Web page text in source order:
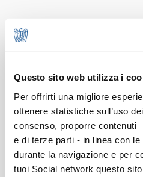
Questo sito web utilizza i
Per offrirti una migliore
ottenere statistiche sull’uso
consenso, proporre contenuti
e di terze parti - in linea con
durante la navigazione e per
tuoi Social network questo
Focus sentenze: la
inadeguato.